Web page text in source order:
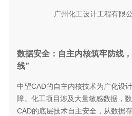
广州化工设计工程有限
数据安全：自主内核筑牢防线
线”
中望CAD的自主内核技术为广化设
障。化工项目涉及大量敏感数据，
CAD的底层技术自主安全，从数据